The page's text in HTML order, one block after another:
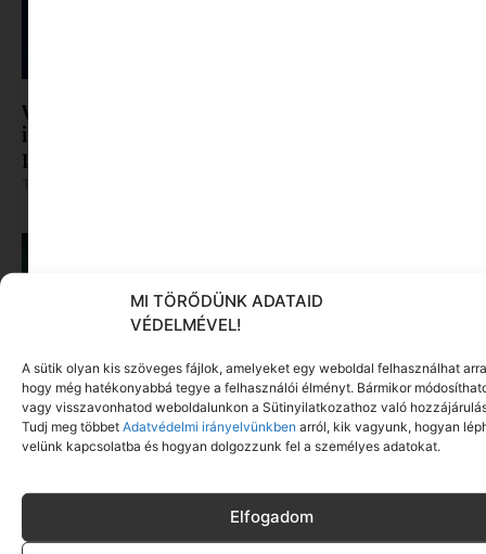
MI TÖRŐDÜNK ADATAID
VÉDELMÉVEL!
A sütik olyan kis szöveges fájlok, amelyeket egy weboldal felhasználhat
hogy még hatékonyabbá tegye a felhasználói élményt. Bármikor
vagy visszavonhatod weboldalunkon a Sütinyilatkozathoz való
Tudj meg többet Adatvédelmi irányelvünkben arról, kik vagyunk, hogyan
velünk kapcsolatba és hogyan dolgozzunk fel a személyes adatokat.
Elfogadom
Wonderland a Magyar Színházban: július 1-jén
indul a jegyértékesítés különleges helyszíni
programokkal
Az Ország Iskolája 2026: Videópályázatot
hirdetett a Magyar Színház
Tovább olvasom »